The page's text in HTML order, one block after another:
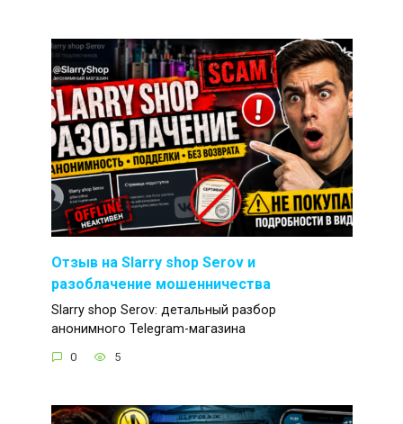
Отзыв на Slarry shop Serov и
разоблачение мошенничества
Slarry shop Serov: детальный разбор
анонимного Telegram-магазина
0 5